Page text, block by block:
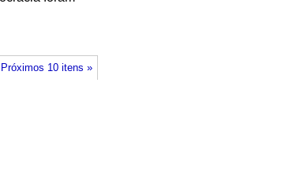
Próximos 10 itens »